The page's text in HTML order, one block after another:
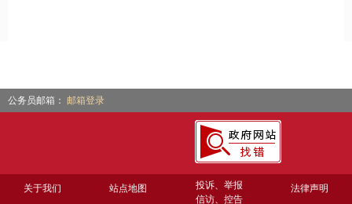
公务员邮箱： 邮箱登录
关于我们 站点地图
投诉、举报
信访、控告
法律声明